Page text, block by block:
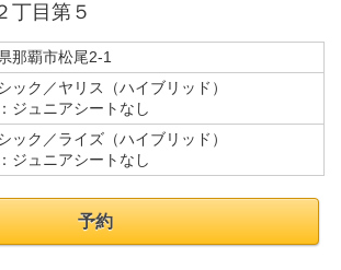
丁目第５
那覇市松尾2-1
ック／ヤリス（ハイブリッド）
ジュニアシートなし
ック／ライズ（ハイブリッド）
ジュニアシートなし
予約